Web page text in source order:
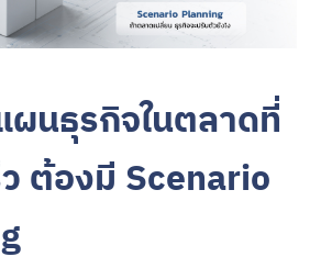
ผนธุรกิจในตลาดที่
ต้องมี Scenario